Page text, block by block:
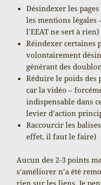
Désindexer les
les mentions légales
l’EEAT ne sert à rien)
Réindexer certaines
volontairement
générant des
Réduire le poids des
car la vidéo –
indispensable dans
levier d’action
Raccourcir les
effet, il faut le faire)
Aucun des 2-3 points
s’améliorer n’a été
rien sur les liens. Je